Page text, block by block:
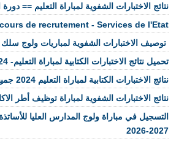
نتائج الاختبارات الشفوية لمباراة التعليم == دورة اكتوبر
de recrutement - Services de l'Etat
توصيف الاختبارات الشفوية لمباريات ولوج
تحميل نتائج الاختبارات الكتابية لمباراة التعليم- 2024- /===جميع الجهات====
نتائج الاختبارات الكتابية لمباراة التعليم 2024 جميع الجهات
نتائج الاختبارات الشفوية لمباراة توظيف أطر
2027-2026